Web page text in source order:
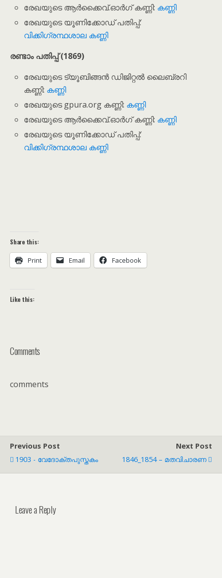
രേഖയുടെ ആർക്കൈവ്.ഓർഗ് കണ്ണി: കണ്ണി
രേഖയുടെ യൂണിക്കോഡ് പതിപ്പ്:
വിക്കിഗ്രന്ഥശാല കണ്ണി
രണ്ടാം പതിപ്പ് (1869)
രേഖയുടെ ട്യൂബിങ്ങൻ ഡിജിറ്റൽ ലൈബ്രറി
കണ്ണി: കണ്ണി
രേഖയുടെ gpura.org കണ്ണി: കണ്ണി
രേഖയുടെ ആർക്കൈവ്.ഓർഗ് കണ്ണി: കണ്ണി
രേഖയുടെ യൂണിക്കോഡ് പതിപ്പ്:
വിക്കിഗ്രന്ഥശാല കണ്ണി
Share this:
Print Email Facebook
Like this:
Comments
comments
Previous Post
1903 - വേദോക്തപുസ്തകം
Next Post
1846_1854 – മതവിചാരണ
Leave a Reply